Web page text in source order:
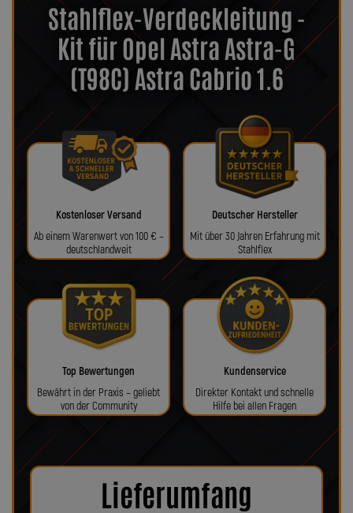
Stahlflex-Verdeckleitung -
Kit für Opel Astra Astra-G
(T98C) Astra Cabrio 1.6
Kostenloser Versand
Ab einem Warenwert von 100 € –
deutschlandweit
Deutscher Hersteller
Mit über 30 Jahren Erfahrung mit
Stahlflex
Top Bewertungen
Bewährt in der Praxis – geliebt
von der Community
Kundenservice
Direkter Kontakt und schnelle
Hilfe bei allen Fragen
Lieferumfang